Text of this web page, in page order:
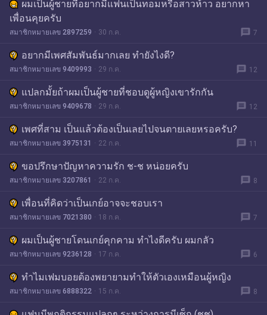
ผมเป็นผู้ชายที่อยากมีแฟนเป็นทอมหรือสาวห้าว อยากหา
เพื่อนคุยครับ
สมาชิกหมายเลข 2897259 30 ก.ค. message 7
อยากมีเพศสัมพันธ์มากเลย ทำยังไงดี?
สมาชิกหมายเลข 9409993 29 ก.ค. message 12
แปลกมั้ยถ้าผมเป็นผู้ชายที่ชอบดูผู้หญิงเขารักกัน
สมาชิกหมายเลข 9409678 29 ก.ค. message 12
เพศที่สาม เป็นแล้วต้องเป็นเลยไปจนตายเลยหรอครับ?
สมาชิกหมายเลข 3975131 22 ก.ค. message 11
ขอปรึกษาปัญหาความรัก ช-ช หน่อยครับ
สมาชิกหมายเลข 3207861 22 ก.ค. message 8
เพื่อนที่คิดว่าเป็นเกย์อาจจะชอบเรา
สมาชิกหมายเลข 7021380 18 ก.ค. message 7
ผมเป็นผู้ชายโดนเกย์คุกคาม ทำไงดีครับ ผมกลัว
สมาชิกหมายเลข 9236128 17 ก.ค. message 6
ทำไมเฟมบอยต้องพยายามทำให้ตัวเองเหมือนผู้หญิง
สมาชิกหมายเลข 6888322 15 ก.ค. message 8